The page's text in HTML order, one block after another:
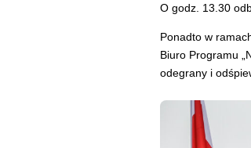
O godz. 13.30
Ponadto w
Biuro Programu
odegrany i